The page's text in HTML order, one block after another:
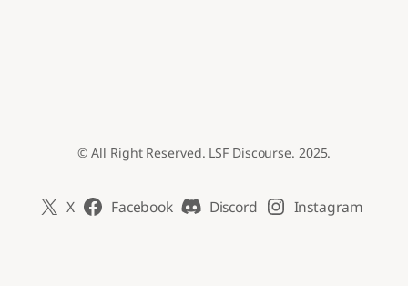
© All Right Reserved. LSF Discourse. 2025.
X Facebook Discord Instagram